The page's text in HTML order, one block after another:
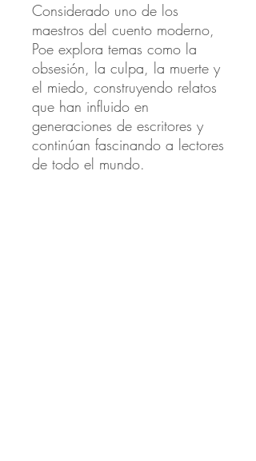
Considerado uno de los
maestros del cuento moderno,
Poe explora temas como la
obsesión, la culpa, la muerte y
el miedo, construyendo relatos
que han influido en
generaciones de escritores y
continúan fascinando a lectores
de todo el mundo.